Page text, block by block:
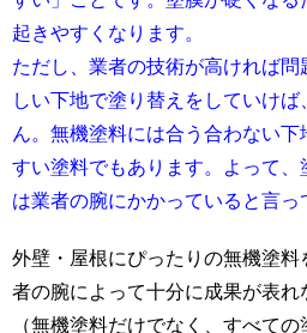
起きやすくなります。
ただし、業者の技術が高ければ
しい下地で塗り替えをしていけ
ん。無機塗料には合う合わない
すい塗料でもあります。よって、
は業者の腕にかかっていると言っ
外壁・屋根にぴったりの無機塗
者の腕によって十分に成果が表れ
（無機塗料だけでなく、すべて